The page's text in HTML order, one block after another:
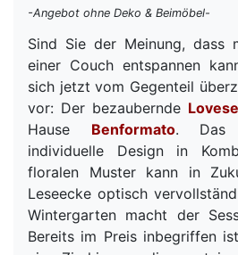
-Angebot ohne Deko & Beimöbel-
Sind Sie der Meinung, dass
einer Couch entspannen
sich jetzt vom Gegenteil
vor: Der bezaubernde
Hause Benformato. Das
individuelle Design in
floralen Muster kann in
Leseecke optisch
Wintergarten macht der
Bereits im Preis inbegriffen